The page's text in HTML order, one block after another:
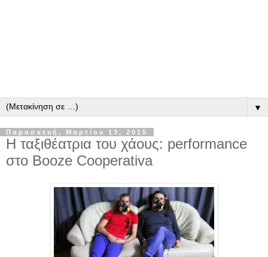
▼
Παρασκευή, Μαρτίου 13, 2015
Η ταξιθέατρια του χάους: performance
στο Booze Cooperativa